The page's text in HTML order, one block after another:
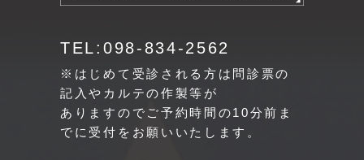
TEL:098-834-2562
※はじめて受診される方は問診票の
記入やカルテの作製等が
ありますのでご予約時間の10分前ま
でに受付をお願いいたします。